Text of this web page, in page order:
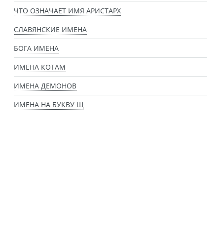
ЧТО ОЗНАЧАЕТ ИМЯ АРИСТАРХ
СЛАВЯНСКИЕ ИМЕНА
БОГА ИМЕНА
ИМЕНА КОТАМ
ИМЕНА ДЕМОНОВ
ИМЕНА НА БУКВУ Щ